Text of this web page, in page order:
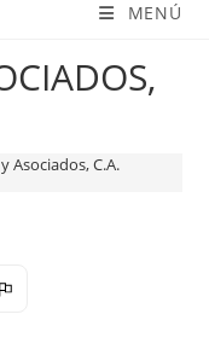
MENÚ
Asociados, C.A.